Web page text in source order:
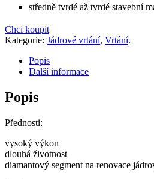
středně tvrdé až tvrdé stavební
Chci koupit
Kategorie: Jádrové vrtání, Vrtání.
Popis
Další informace
Popis
Přednosti:
vysoký výkon
dlouhá životnost
diamantový segment na renovace